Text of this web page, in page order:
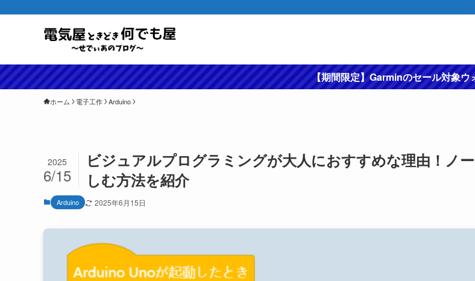
【期間限定】Garminのセール対象ウ
ホーム 電子工作 Arduino
ビジュアルプログラミングが大人におすすめな理由！ノ
しむ方法を紹介
2025
6/15
Arduino 2025年6月15日